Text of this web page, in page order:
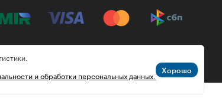
и обработки персональных данных. Хорошо